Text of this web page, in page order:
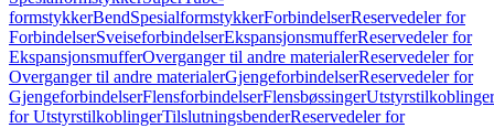
formstykkerBendSpesialformstykkerForbindelserReservedeler for
ForbindelserSveiseforbindelserEkspansjonsmufferReservedeler for
EkspansjonsmufferOverganger til andre materialerReservedeler for
Overganger til andre materialerGjengeforbindelserReservedeler for
GjengeforbindelserFlensforbindelserFlensbøssingerUtstyrstilkoblinger
for UtstyrstilkoblingerTilslutningsbenderReservedeler for